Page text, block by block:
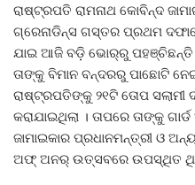
ରାଷ୍ଟ୍ରପତି ରାମନାଥ କୋବିନ୍ଦ
ଗ୍ରେନାଡିନ୍ସ ଗସ୍ତର ପ୍ରଥମ
ଯାଇ ଆଜି ବଡ଼ି ଭୋର୍‍ରୁ ପହଞ୍ଚିଛନ୍ତି
ତାଙ୍କୁ ବିମାନ ବନ୍ଦରରୁ ପାଛୋଟି
ରାଷ୍ଟ୍ରପତିଙ୍କୁ ୨୧ଟି ତୋପ ସଲାମୀ
କରାଯାଇଥିଲା । ତାପରେ ତାଙ୍କୁ
ଜାମାଇକାର ପ୍ରଧାନମନ୍ତ୍ରୀ ଓ
ଅଫ୍‍ ଅନର୍‍ ଉତ୍ସବରେ ଉପସ୍ଥିତ